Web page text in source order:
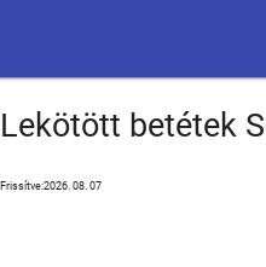
Lekötött betétek
Frissítve:2026. 08. 07